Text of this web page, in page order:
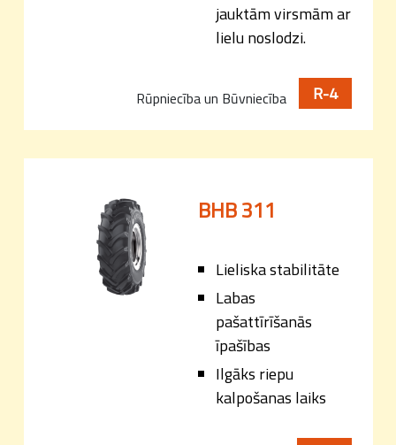
jauktām virsmām ar
lielu noslodzi.
Rūpniecība un Būvniecība R-4
BHB 311
Lieliska stabilitāte
Labas
pašattīrīšanās
īpašības
Ilgāks riepu
kalpošanas laiks